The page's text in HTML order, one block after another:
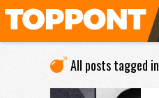
All posts tagged